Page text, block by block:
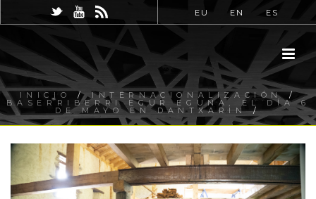
EU EN ES
INICIO /INTERNACIONALIZACIÓN/
BASERRIBERRI EGUR EGUNA, EL DÍA 6
DE MAYO EN DANTXARIN/